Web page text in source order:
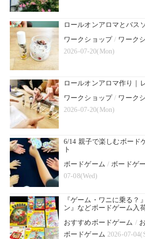
ロールオンアロマとバス
ワークショップ/ ワーク
2026-07-20(Mon)
ロールオンアロマ作り｜
ワークショップ/ ワーク
2026-07-20(Mon)
6/14 親子で楽しむボード
ト
ボードゲーム /ボードゲ
07-08(Wed)
『ゲーム・ワニに乗る？
ン』などボードゲーム入
おすすめボードゲーム /
ボードゲーム 2026-07-